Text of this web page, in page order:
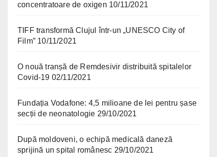
concentratoare de oxigen 10/11/2021
TIFF transformă Clujul într-un „UNESCO City of
Film” 10/11/2021
O nouă tranșă de Remdesivir distribuită spitalelor
Covid-19 02/11/2021
Fundația Vodafone: 4,5 milioane de lei pentru șase
secții de neonatologie 29/10/2021
După moldoveni, o echipă medicală daneză
sprijină un spital românesc 29/10/2021